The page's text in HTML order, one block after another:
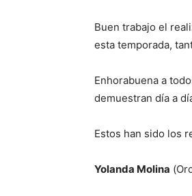
Buen trabajo el
esta temporada,
Enhorabuena a
demuestran día a
Estos han sido los
Yolanda Molina